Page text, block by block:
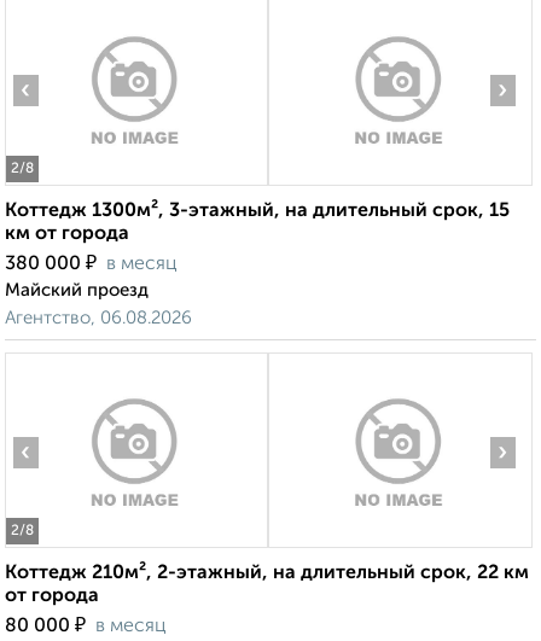
2/8
‹ ›
Коттедж 1300м², 3-этажный, на длительный срок, 15
км от города
380 000 ₽ в месяц
Майский проезд
Агентство, 06.08.2026
2/8
‹ ›
Коттедж 210м², 2-этажный, на длительный срок, 22 км
от города
80 000 ₽ в месяц